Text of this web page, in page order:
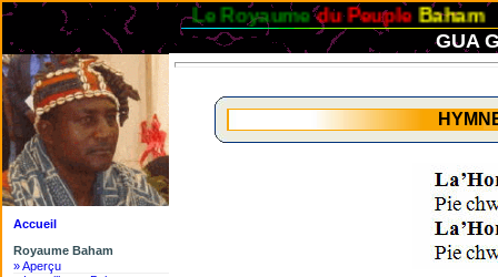
Le Royaumedu PeupleBaham
GUA
Accueil
Royaume Baham
» Aperçu